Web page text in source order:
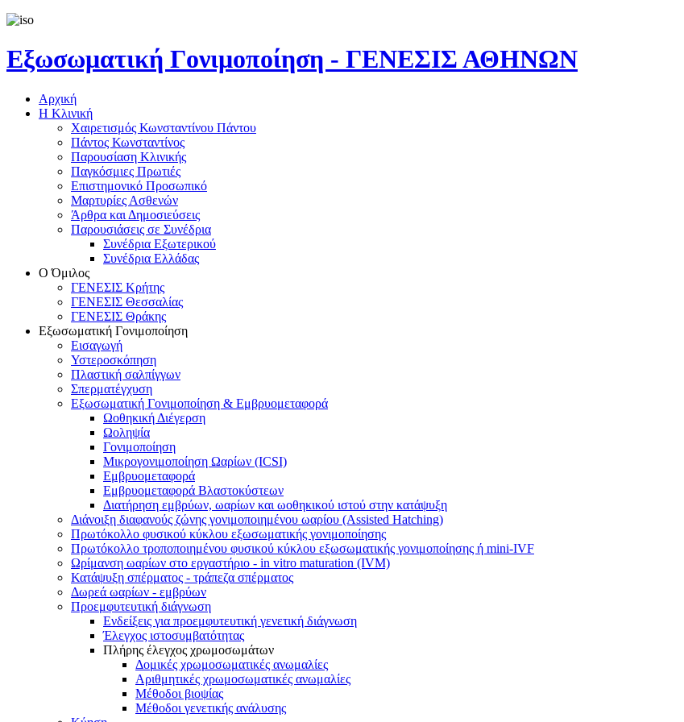
Εξωσωματική Γονιμοποίηση - ΓΕΝΕΣΙΣ ΑΘΗΝΩΝ
Αρχική
Η Κλινική
Χαιρετισμός Κωνσταντίνου Πάντου
Πάντος Κωνσταντίνος
Παρουσίαση Κλινικής
Παγκόσμιες Πρωτιές
Επιστημονικό Προσωπικό
Μαρτυρίες Ασθενών
Άρθρα και Δημοσιεύσεις
Παρουσιάσεις σε Συνέδρια
Συνέδρια Εξωτερικού
Συνέδρια Ελλάδας
Ο Όμιλος
ΓΕΝΕΣΙΣ Κρήτης
ΓΕΝΕΣΙΣ Θεσσαλίας
ΓΕΝΕΣΙΣ Θράκης
Εξωσωματική Γονιμοποίηση
Εισαγωγή
Υστεροσκόπηση
Πλαστική σαλπίγγων
Σπερματέγχυση
Εξωσωματική Γονιμοποίηση & Εμβρυομεταφορά
Ωοθηκική Διέγερση
Ωοληψία
Γονιμοποίηση
Μικρογονιμοποίηση Ωαρίων (ICSI)
Εμβρυομεταφορά
Εμβρυομεταφορά Βλαστοκύστεων
Διατήρηση εμβρύων, ωαρίων και ωοθηκικού ιστού στην κατάψυξη
Διάνοιξη διαφανούς ζώνης γονιμοποιημένου ωαρίου (Assisted Hatching)
Πρωτόκολλο φυσικού κύκλου εξωσωματικής γονιμοποίησης
Πρωτόκολλο τροποποιημένου φυσικού κύκλου εξωσωματικής γονιμοποίησης ή mini-IVF
Ωρίμανση ωαρίων στο εργαστήριο - in vitro maturation (IVM)
Κατάψυξη σπέρματος - τράπεζα σπέρματος
Δωρεά ωαρίων - εμβρύων
Προεμφυτευτική διάγνωση
Ενδείξεις για προεμφυτευτική γενετική διάγνωση
Έλεγχος ιστοσυμβατότητας
Πλήρης έλεγχος χρωμοσωμάτων
Δομικές χρωμοσωματικές ανωμαλίες
Αριθμητικές χρωμοσωματικές ανωμαλίες
Μέθοδοι βιοψίας
Mέθοδοι γενετικής ανάλυσης